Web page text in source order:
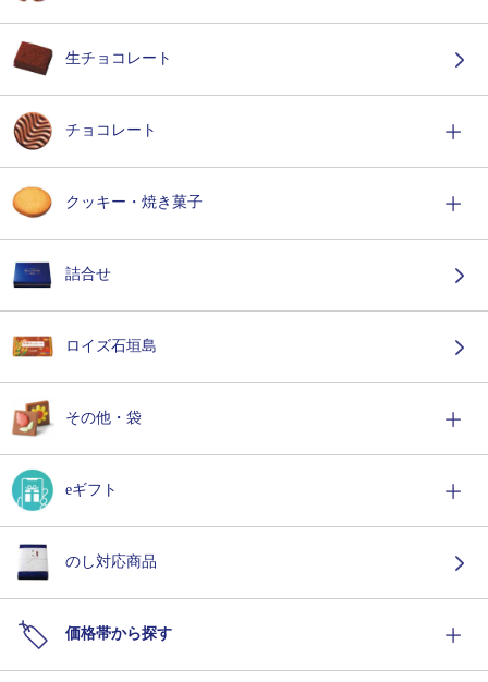
生チョコレート
チョコレート
クッキー・焼き菓子
詰合せ
ロイズ石垣島
その他・袋
eギフト
のし対応商品
価格帯から探す